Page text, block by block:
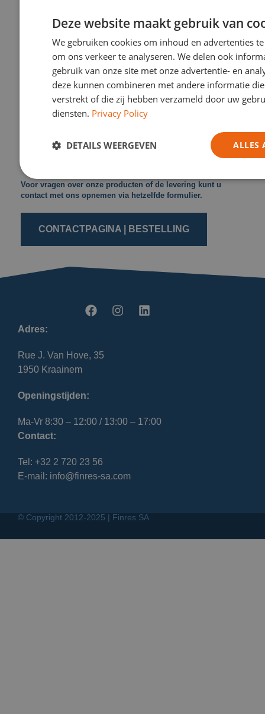
Bestellen, informeren &
leveren
Bestel uw producten rechtstreeks via ons online
Selecteer uw producten, vul uw factuurgegevens in en wij
Voor vragen over onze producten of de levering kunt u
contact met ons opnemen via hetzelfde formulier.
CONTACTPAGINA | BESTELLING
Adres:
Rue J. Van Hove, 35
1950 Kraainem
Openingstijden:
Ma-Vr 8:30 – 12:00 / 13:00 – 17:00
Contact:
Tel: +32 2 720 23 56
E-mail: info@finres-sa.com
© Copyright 2012-2025 | Finres SA
Deze website maakt gebruik van
We gebruiken cookies om inhoud en advertenties
om ons verkeer te analyseren. We delen ook
gebruik van onze site met onze advertentie- en
deze kunnen combineren met andere informatie
verstrekt of die zij hebben verzameld door uw
diensten. Privacy Policy
ALLES
DETAILS WEERGEVEN